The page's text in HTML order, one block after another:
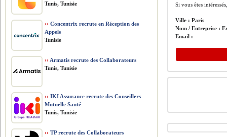
Si vous êtes
Ville :Paris
Nom / Entreprise :
Email :
Tunis, Tunisie
›› Concentrix recrute en Réception des
Appels
Tunisie
›› Armatis recrute des Collaborateurs
Tunis, Tunisie
›› IKI Assurance recrute des Conseillers
Mutuelle Santé
Tunis, Tunisie
›› TP recrute des Collaborateurs